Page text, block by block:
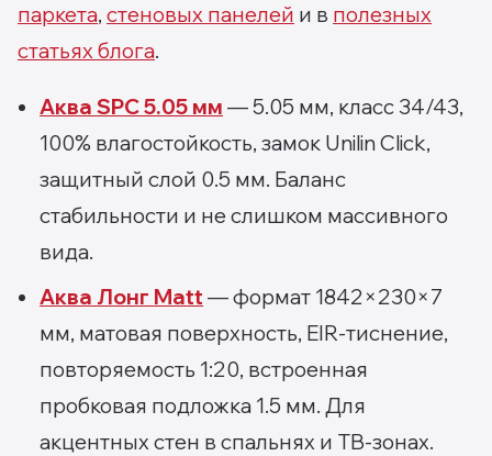
паркета, стеновых панелей и в полезных
статьях блога.
Аква SPC 5.05 мм — 5.05 мм, класс 34/43,
100% влагостойкость, замок Unilin Click,
защитный слой 0.5 мм. Баланс
стабильности и не слишком массивного
вида.
Аква Лонг Matt — формат 1842×230×7
мм, матовая поверхность, EIR-тиснение,
повторяемость 1:20, встроенная
пробковая подложка 1.5 мм. Для
акцентных стен в спальнях и ТВ-зонах.